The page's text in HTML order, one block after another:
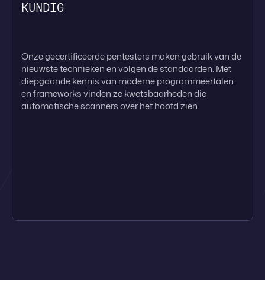
KUNDIG
Onze gecertificeerde pentesters maken gebruik van de
nieuwste technieken en volgen de standaarden. Met
diepgaande kennis van moderne programmeertalen
en frameworks vinden ze kwetsbaarheden die
automatische scanners over het hoofd zien.